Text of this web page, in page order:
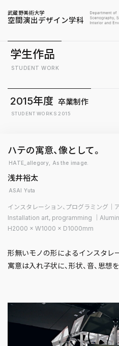
武蔵野美術大学
空間演出デザイン学科
学生作品
STUDENT WORK
2015年度 卒業制作
STUDENT WORKS 2015
ハテの寓意、像として。
HATE_allegory, As the image.
浅井裕太
ASAI Yuta
インスタレーション、プログラミング｜
Installation art, programming ｜
H2000 × W1000 × D1000mm
形無いモノの形によるインスタレ
寓意は入れ子状に、形状、音、思想